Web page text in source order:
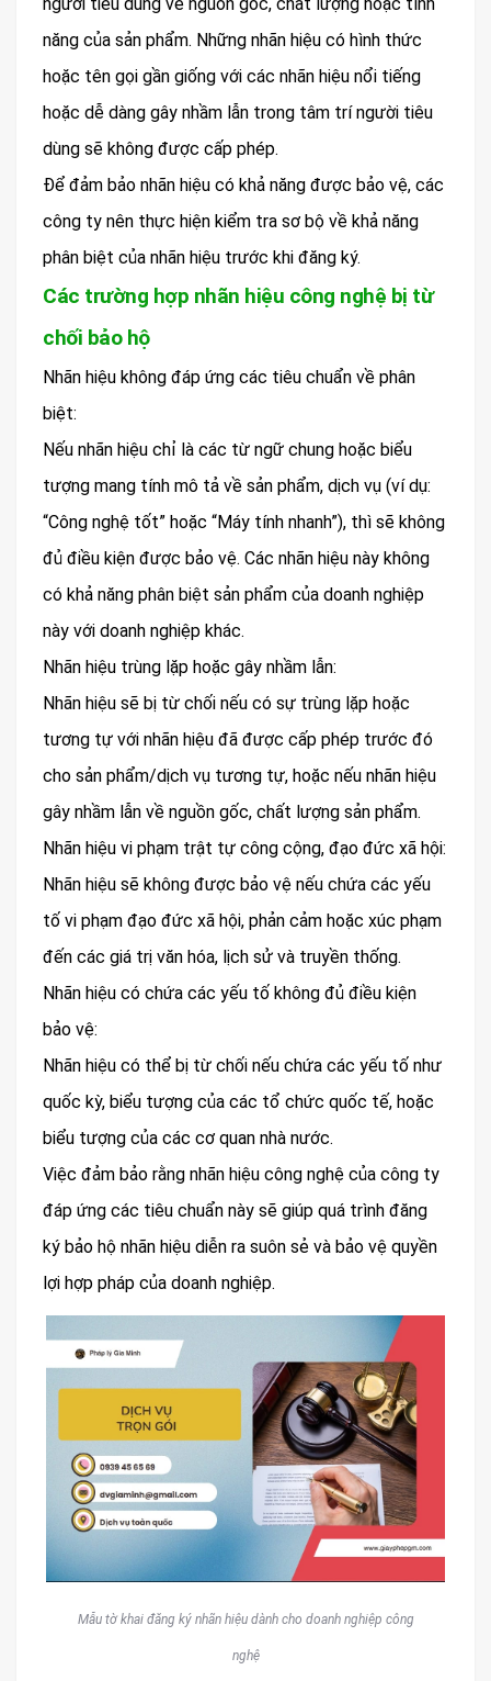
năng của sản phẩm. Những nhãn hiệu có hình thức
hoặc tên gọi gần giống với các nhãn hiệu nổi tiếng
hoặc dễ dàng gây nhầm lẫn trong tâm trí người tiêu
dùng sẽ không được cấp phép.
Để đảm bảo nhãn hiệu có khả năng được bảo vệ, các
công ty nên thực hiện kiểm tra sơ bộ về khả năng
phân biệt của nhãn hiệu trước khi đăng ký.
Các trường hợp nhãn hiệu công nghệ bị từ
chối bảo hộ
Nhãn hiệu không đáp ứng các tiêu chuẩn về phân
biệt:
Nếu nhãn hiệu chỉ là các từ ngữ chung hoặc biểu
tượng mang tính mô tả về sản phẩm, dịch vụ (ví dụ:
“Công nghệ tốt” hoặc “Máy tính nhanh”), thì sẽ không
đủ điều kiện được bảo vệ. Các nhãn hiệu này không
có khả năng phân biệt sản phẩm của doanh nghiệp
này với doanh nghiệp khác.
Nhãn hiệu trùng lặp hoặc gây nhầm lẫn:
Nhãn hiệu sẽ bị từ chối nếu có sự trùng lặp hoặc
tương tự với nhãn hiệu đã được cấp phép trước đó
cho sản phẩm/dịch vụ tương tự, hoặc nếu nhãn hiệu
gây nhầm lẫn về nguồn gốc, chất lượng sản phẩm.
Nhãn hiệu vi phạm trật tự công cộng, đạo đức xã hội:
Nhãn hiệu sẽ không được bảo vệ nếu chứa các yếu
tố vi phạm đạo đức xã hội, phản cảm hoặc xúc phạm
đến các giá trị văn hóa, lịch sử và truyền thống.
Nhãn hiệu có chứa các yếu tố không đủ điều kiện
bảo vệ:
Nhãn hiệu có thể bị từ chối nếu chứa các yếu tố như
quốc kỳ, biểu tượng của các tổ chức quốc tế, hoặc
biểu tượng của các cơ quan nhà nước.
Việc đảm bảo rằng nhãn hiệu công nghệ của công ty
đáp ứng các tiêu chuẩn này sẽ giúp quá trình đăng
ký bảo hộ nhãn hiệu diễn ra suôn sẻ và bảo vệ quyền
lợi hợp pháp của doanh nghiệp.
Mẫu tờ khai đăng ký nhãn hiệu dành cho doanh nghiệp công
nghệ